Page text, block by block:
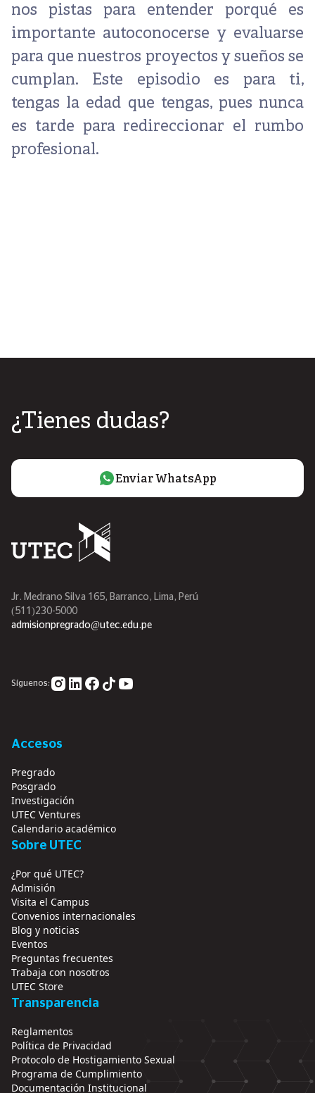
nos pistas para entender porqué es
importante autoconocerse y evaluarse
para que nuestros proyectos y sueños se
cumplan. Este episodio es para ti,
tengas la edad que tengas, pues nunca
es tarde para redireccionar el rumbo
profesional.
¿Tienes dudas?
Enviar WhatsApp
Jr. Medrano Silva 165, Barranco, Lima, Perú
(511)230-5000
admisionpregrado@utec.edu.pe
Síguenos:
Accesos
Pregrado
Posgrado
Investigación
UTEC Ventures
Calendario académico
Sobre UTEC
¿Por qué UTEC?
Admisión
Visita el Campus
Convenios internacionales
Blog y noticias
Eventos
Preguntas frecuentes
Trabaja con nosotros
UTEC Store
Transparencia
Reglamentos
Política de Privacidad
Protocolo de Hostigamiento Sexual
Programa de Cumplimiento
Documentación Institucional